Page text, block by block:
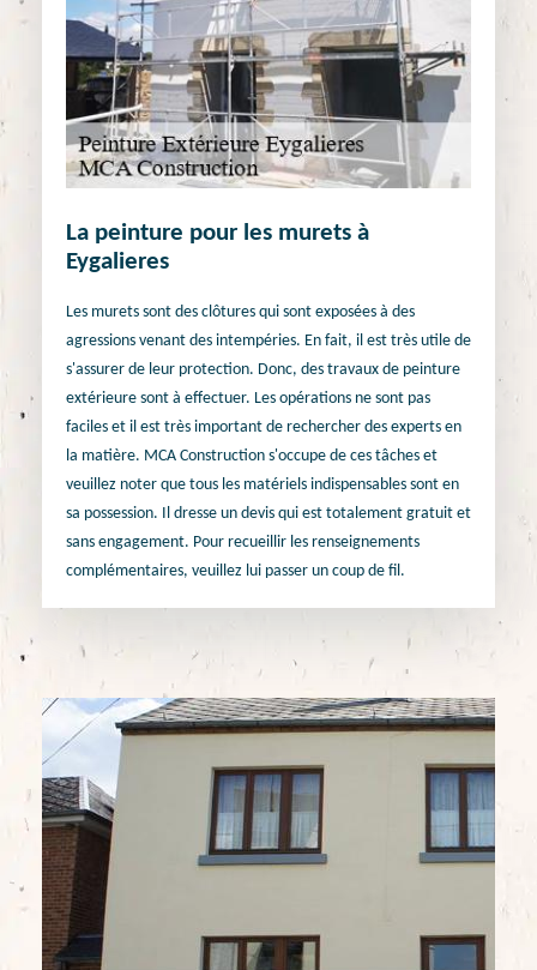
La peinture pour les murets à
Eygalieres
Les murets sont des clôtures qui sont exposées à des
agressions venant des intempéries. En fait, il est très utile de
s'assurer de leur protection. Donc, des travaux de peinture
extérieure sont à effectuer. Les opérations ne sont pas
faciles et il est très important de rechercher des experts en
la matière. MCA Construction s'occupe de ces tâches et
veuillez noter que tous les matériels indispensables sont en
sa possession. Il dresse un devis qui est totalement gratuit et
sans engagement. Pour recueillir les renseignements
complémentaires, veuillez lui passer un coup de fil.